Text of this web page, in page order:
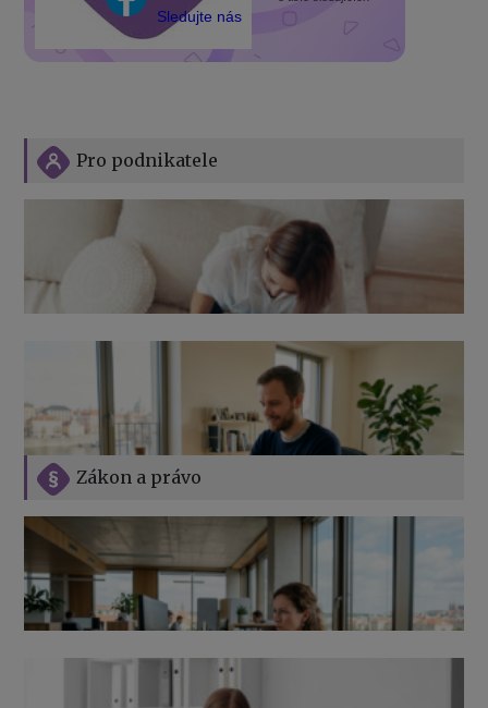
Sledujte nás
Zákon a právo
Pro podnikatele
Jak na podnikání při rodičovské dovolené
Přehledy pro OSSZ a zdravotní pojišťovny – jak na ně
v roce 2026